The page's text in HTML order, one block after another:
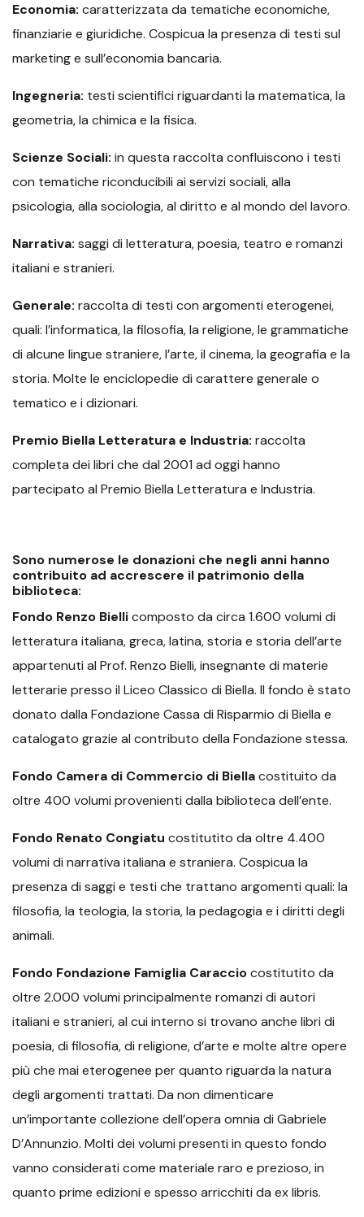
Economia: caratterizzata da tematiche economiche,
finanziarie e giuridiche. Cospicua la presenza di testi sul
marketing e sull’economia bancaria.
Ingegneria: testi scientifici riguardanti la matematica, la
geometria, la chimica e la fisica.
Scienze Sociali: in questa raccolta confluiscono i testi
con tematiche riconducibili ai servizi sociali, alla
psicologia, alla sociologia, al diritto e al mondo del lavoro.
Narrativa: saggi di letteratura, poesia, teatro e romanzi
italiani e stranieri.
Generale: raccolta di testi con argomenti eterogenei,
quali: l’informatica, la filosofia, la religione, le grammatiche
di alcune lingue straniere, l’arte, il cinema, la geografia e la
storia. Molte le enciclopedie di carattere generale o
tematico e i dizionari.
Premio Biella Letteratura e Industria: raccolta
completa dei libri che dal 2001 ad oggi hanno
partecipato al Premio Biella Letteratura e Industria.
Sono numerose le donazioni che negli anni hanno
contribuito ad accrescere il patrimonio della
biblioteca:
Fondo Renzo Biellicomposto da circa 1.600 volumi di
letteratura italiana, greca, latina, storia e storia dell’arte
appartenuti al Prof. Renzo Bielli, insegnante di materie
letterarie presso il Liceo Classico di Biella. Il fondo è stato
donato dalla Fondazione Cassa di Risparmio di Biella e
catalogato grazie al contributo della Fondazione stessa.
Fondo Camera di Commercio di Biellacostituito da
oltre 400 volumi provenienti dalla biblioteca dell’ente.
Fondo Renato Congiatu costitutito da oltre 4.400
volumi di narrativa italiana e straniera. Cospicua la
presenza di saggi e testi che trattano argomenti quali: la
filosofia, la teologia, la storia, la pedagogia e i diritti degli
animali.
Fondo Fondazione Famiglia Caracciocostitutito da
oltre 2.000 volumi principalmente romanzi di autori
italiani e stranieri, al cui interno si trovano anche libri di
poesia, di filosofia, di religione, d’arte e molte altre opere
più che mai eterogenee per quanto riguarda la natura
degli argomenti trattati. Da non dimenticare
un’importante collezione dell’opera omnia di Gabriele
D’Annunzio. Molti dei volumi presenti in questo fondo
vanno considerati come materiale raro e prezioso, in
quanto prime edizioni e spesso arricchiti da ex libris.